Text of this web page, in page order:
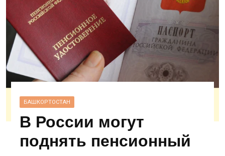
БАШКОРТОСТАН
В России могут
поднять пенсионный